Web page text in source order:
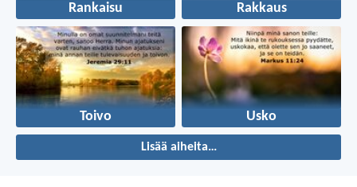
Rankaisu Rakkaus
Toivo Usko
Lisää aiheita…